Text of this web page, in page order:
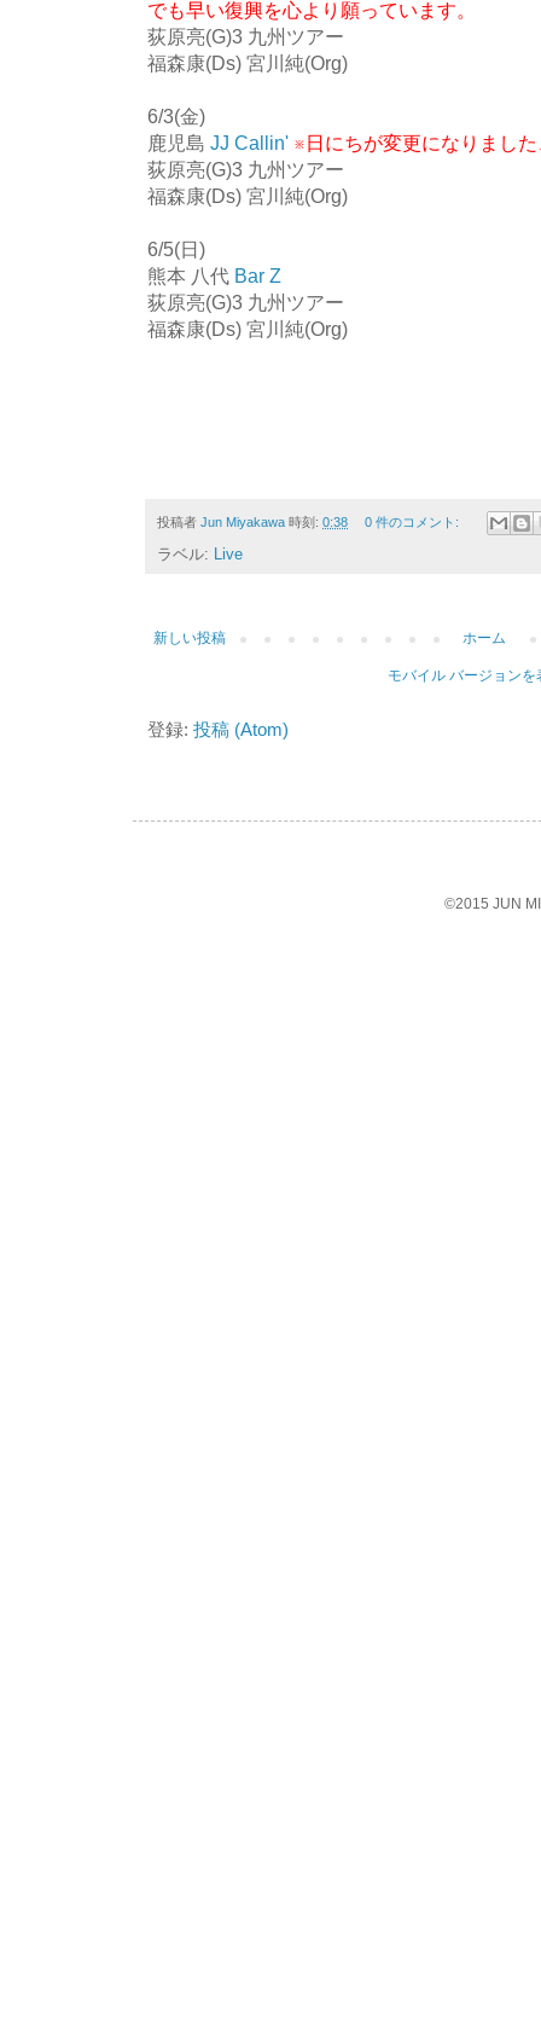
でも早い復興を心より願っています。
荻原亮(G)3 九州ツアー
福森康(Ds) 宮川純(Org)
6/3(金)
鹿児島 JJ Callin' ※日にちが変更になりまし
荻原亮(G)3 九州ツアー
福森康(Ds) 宮川純(Org)
6/5(日)
熊本 八代 Bar Z
荻原亮(G)3 九州ツアー
福森康(Ds) 宮川純(Org)
投稿者 Jun Miyakawa 時刻: 0:38 0 件のコメント:
ラベル: Live
新しい投稿 ホーム
モバイル バージョンを
登録: 投稿 (Atom)
©2015 JUN